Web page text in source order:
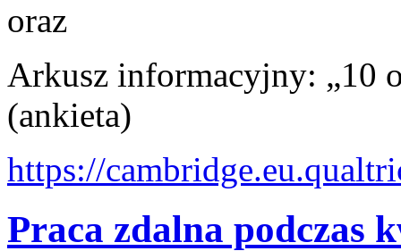
oraz
Arkusz informacyjny: „10
(ankieta)
https://
Praca zdalna podczas